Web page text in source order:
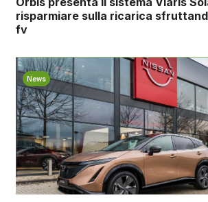
risparmiare sulla ricarica
fv
News